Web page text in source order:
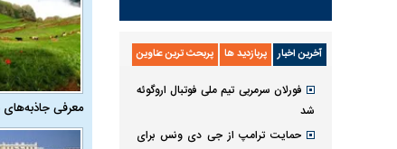
معرفی
آخرین اخبار پربازدید ها پربحث ترین عناوین
فورلان سرمربی تیم ملی فوتبال اروگوئه
شد
حمایت ترامپ از جی دی ونس برای